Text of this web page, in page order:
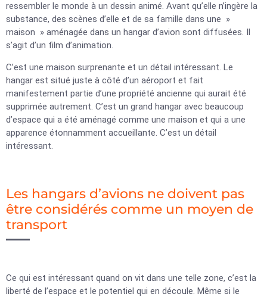
ressembler le monde à un dessin animé. Avant qu’elle n’ingère la
substance, des scènes d’elle et de sa famille dans une »
maison » aménagée dans un hangar d’avion sont diffusées. Il
s’agit d’un film d’animation.
C’est une maison surprenante et un détail intéressant. Le
hangar est situé juste à côté d’un aéroport et fait
manifestement partie d’une propriété ancienne qui aurait été
supprimée autrement. C’est un grand hangar avec beaucoup
d’espace qui a été aménagé comme une maison et qui a une
apparence étonnamment accueillante. C’est un détail
intéressant.
Les hangars d’avions ne doivent pas
être considérés comme un moyen de
transport
Ce qui est intéressant quand on vit dans une telle zone, c’est la
liberté de l’espace et le potentiel qui en découle. Même si le